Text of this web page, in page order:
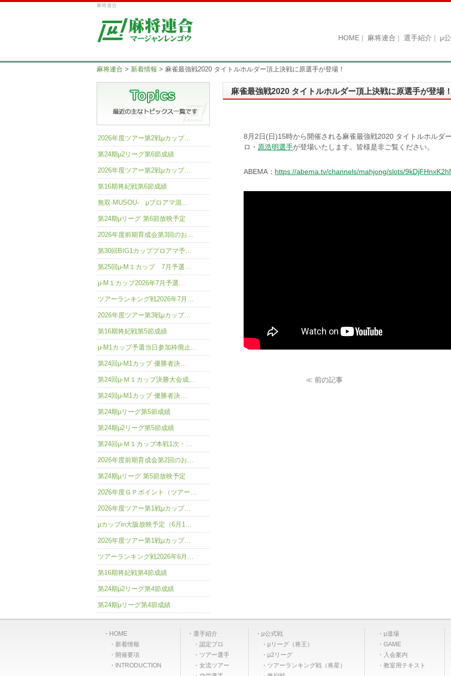
麻将連合
HOME 麻将連合 選手紹介 μ
麻将連合 > 新着情報 > 麻雀最強戦2020 タイトルホルダー頂上決戦に原選手が登場！
麻雀最強戦2020 タイトルホルダー頂上決戦に原選手が登場！
8月2日(日)15時から開催される麻雀最強戦2020 タイトルホルダ
ロ・ 原浩明選手が登場いたします。皆様是非ご覧ください。
ABEMA： https://abema.tv/channels/mahjong/slots/
≪ 前の記事
2026年度ツアー第2戦μカップ…
第24期μ2リーグ第6節成績
2026年度ツアー第2戦μカップ…
第16期将妃戦第6節成績
無双-MUSOU- μプロアマ混…
第24期μリーグ 第6節放映予定
2026年度前期育成会第3回のお…
第30回BIG1カッププロアマ予…
第25回μ-M１カップ 7月予選…
μ-M１カップ2026年7月予選…
ツアーランキング戦2026年7月…
2026年度ツアー第3戦μカップ…
第16期将妃戦第5節成績
μ-M1カップ予選当日参加枠廃止…
第24回μ-M1カップ 優勝者決…
第24回μ-Ｍ１カップ決勝大会成…
第24回μ-M1カップ 優勝者決…
第24期μリーグ第5節成績
第24期μ2リーグ第5節成績
第24回μ-Ｍ１カップ本戦1次・…
2026年度前期育成会第2回のお…
第24期μリーグ 第5節放映予定
2026年度ＧＰポイント（ツアー…
2026年度ツアー第1戦μカップ…
μカップin大阪放映予定（6月1…
2026年度ツアー第1戦μカップ…
ツアーランキング戦2026年6月…
第16期将妃戦第4節成績
第24期μ2リーグ第4節成績
第24期μリーグ第4節成績
HOME
新着情報
開催要項
INTRODUCTION
選手紹介
認定プロ
ツアー選手
女流ツアー
μ公式戦
μリーグ（将王）
μ2リーグ
ツアーランキング戦（将星）
μ道場
GAME
入会案内
教室用テキスト